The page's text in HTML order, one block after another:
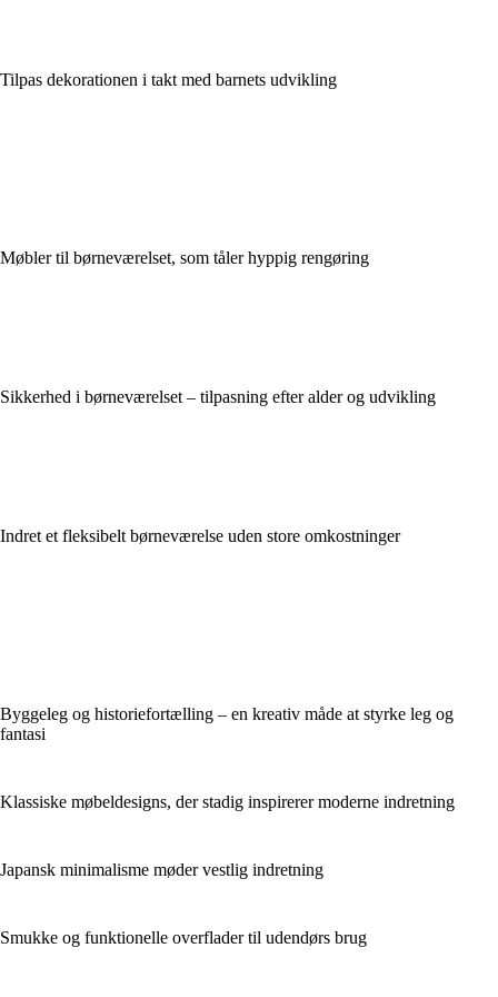
Tilpas dekorationen i takt med barnets udvikling
Møbler til børneværelset, som tåler hyppig rengøring
Sikkerhed i børneværelset – tilpasning efter alder og udvikling
Indret et fleksibelt børneværelse uden store omkostninger
Byggeleg og historiefortælling – en kreativ måde at styrke leg og
fantasi
Klassiske møbeldesigns, der stadig inspirerer moderne indretning
Japansk minimalisme møder vestlig indretning
Smukke og funktionelle overflader til udendørs brug